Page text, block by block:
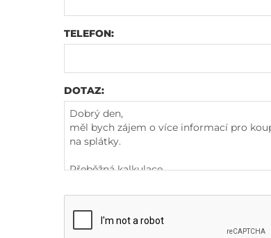
TELEFON:
DOTAZ: